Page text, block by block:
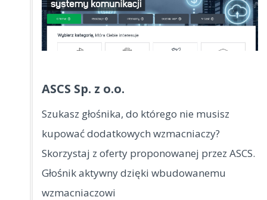
ASCS Sp. z o.o.
Szukasz głośnika, do którego nie musisz
kupować dodatkowych wzmacniaczy?
Skorzystaj z oferty proponowanej przez ASCS.
Głośnik aktywny dzięki wbudowanemu
wzmacniaczowi